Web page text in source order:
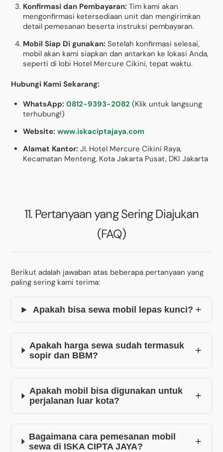
Konfirmasi dan Pembayaran: Tim kami akan
mengonfirmasi ketersediaan unit dan mengirimkan
detail pemesanan beserta instruksi pembayaran.
Mobil Siap Di gunakan: Setelah konfirmasi selesai,
mobil akan kami siapkan dan antarkan ke lokasi Anda,
seperti di lobi Hotel Mercure Cikini, tepat waktu.
Hubungi Kami Sekarang:
WhatsApp: 0812-9393-2082 (Klik untuk langsung
terhubung!)
Website: www.iskaciptajaya.com
Alamat Kantor: Jl. Hotel Mercure Cikini Raya,
Kecamatan Menteng, Kota Jakarta Pusat, DKI Jakarta
11. Pertanyaan yang Sering Diajukan
(FAQ)
Berikut adalah jawaban atas beberapa pertanyaan yang
paling sering kami terima:
Apakah bisa sewa mobil lepas kunci? +
Apakah harga sewa sudah termasuk
sopir dan BBM?
+
Apakah mobil bisa digunakan untuk
perjalanan luar kota?
+
Bagaimana cara pemesanan mobil
sewa di ISKA CIPTA JAYA?
+